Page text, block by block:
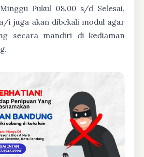
Pukul 08.00 s/d Selesai,
i juga akan dibekali modul agar
secara mandiri di kediaman